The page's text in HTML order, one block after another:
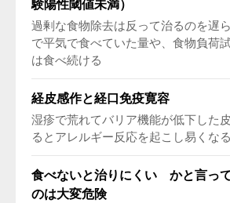
験陽性閾値未満）
過剰な食物除去は反って治るのを遅
で平気で食べていた量や、食物負荷
は食べ続ける
経皮感作と経口免疫寛容
湿疹で荒れてバリア機能が低下した
るとアレルギー反応を起こし易くなる
食べないと治りにくい かと言っ
のは大変危険